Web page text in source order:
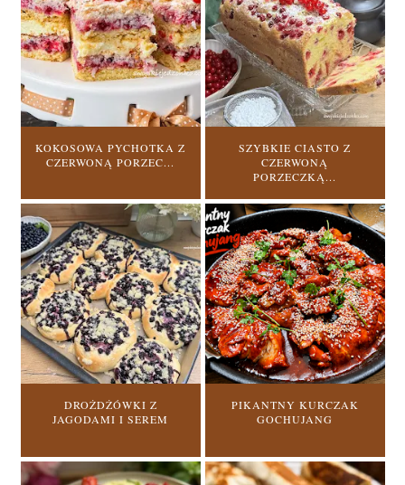
KOKOSOWA PYCHOTKA Z
CZERWONĄ PORZEC...
SZYBKIE CIASTO Z
CZERWONĄ
PORZECZKĄ...
DROŻDŻÓWKI Z
JAGODAMI I SEREM
PIKANTNY KURCZAK
GOCHUJANG